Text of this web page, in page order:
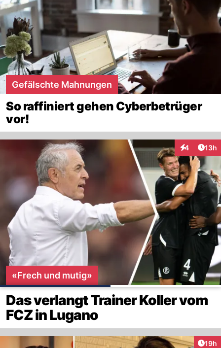
Gefälschte Mahnungen
So raffiniert gehen Cyberbetrüger
vor!
4
Interaktionen
13h
«Frech und mutig»
Das verlangt Trainer Koller vom
FCZ in Lugano
19h